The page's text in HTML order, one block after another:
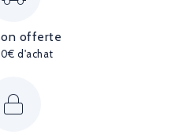
offerte
d'achat